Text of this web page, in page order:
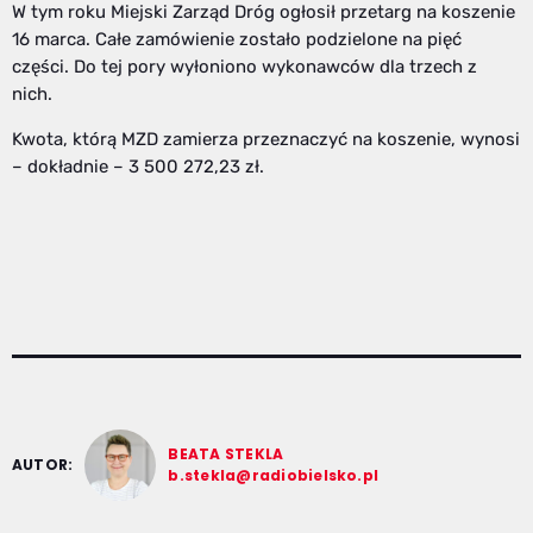
W tym roku Miejski Zarząd Dróg ogłosił przetarg na koszenie
16 marca. Całe zamówienie zostało podzielone na pięć
części. Do tej pory wyłoniono wykonawców dla trzech z
nich.
Kwota, którą MZD zamierza przeznaczyć na koszenie, wynosi
– dokładnie – 3 500 272,23 zł.
AUTOR:
BEATA STEKLA
b.stekla@radiobielsko.pl